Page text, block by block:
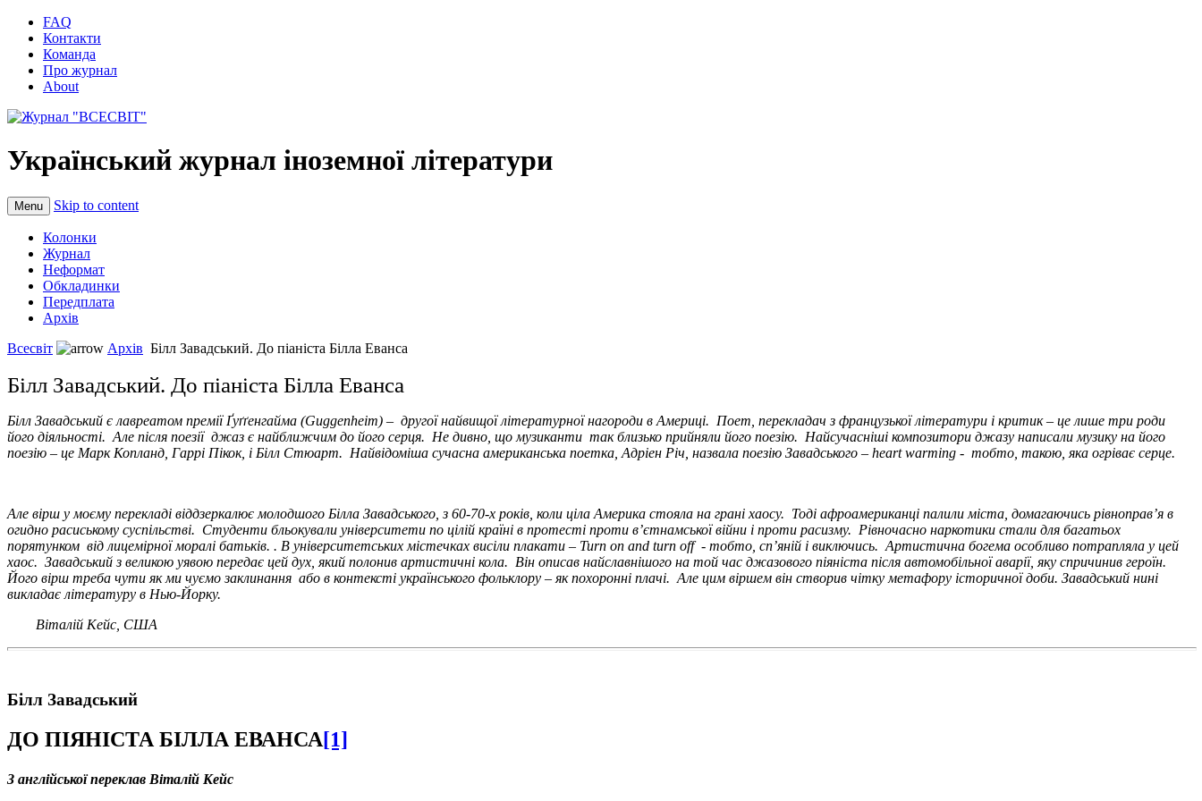
FAQ
Контакти
Команда
Про журнал
About
Український журнал іноземної літератури
Menu Skip to content
Колонки
Журнал
Неформат
Обкладинки
Передплата
Архів
Всесвіт
Архів Білл Завадський. До піаніста Білла Еванса
Білл Завадський. До піаніста Білла Еванса
Білл Завадський є лавреатом премії Ґуґґенгайма (Guggenheim) – другої найвищої літературної нагороди в Америці. Поет, перекладач з французької літератури і критик – це лише три роди
його діяльності. Але після поезії джаз є найближчим до його серця. Не дивно, що музиканти так близько прийняли його поезію. Найсучасніші композитори джазу написали музику на його
поезію – це Марк Копланд, Гаррі Пікок, і Білл Стюарт. Найвідоміша сучасна американська поетка, Адріен Річ, назвала поезію Завадського – heartwarming - тобто, такою, яка огріває серце.
Але вірш у моєму перекладі віддзеркалює молодшого Білла Завадського, з 60-70-х років, коли ціла Америка стояла на грані хаосу. Тоді афроамериканці палили міста, домагаючись рівноправ’я в
огидно расиському суспільстві. Студенти бльокували університети по цілій країні в протесті проти в’єтнамської війни і проти расизму. Рівночасно наркотики стали для багатьох
порятунком від лицемірної моралі батьків. . В університетських містечках висіли плакати – Turn on and turn off - тобто, сп’яній і виключись. Артистична богема особливо потрапляла у цей
хаос. Завадський з великою уявою передає цей дух, який полонив артистичні кола. Він описав найславнішого на той час джазового піяніста після автомобільної аварії, яку спричинив героїн.
Його вірш треба чути як ми чуємо заклинання або в контексті українського фольклору – як похоронні плачі. Але цим віршем він створив чітку метафору історичної доби. Завадський нині
викладає літературу в Нью-Йорку.
Віталій Кейс, США
Білл Завадський
ДО ПІЯНІСТА БІЛЛА ЕВАНСА[1]
З англійської переклав Віталій Кейс